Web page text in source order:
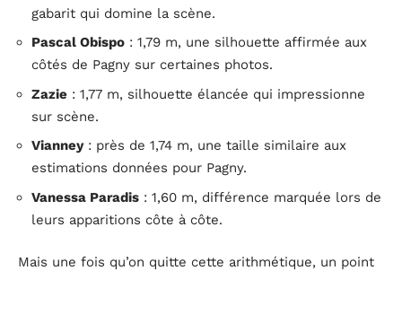
gabarit qui domine la scène.
Pascal Obispo : 1,79 m, une silhouette affirmée aux
côtés de Pagny sur certaines photos.
Zazie : 1,77 m, silhouette élancée qui impressionne
sur scène.
Vianney: près de 1,74 m, une taille similaire aux
estimations données pour Pagny.
Vanessa Paradis : 1,60 m, différence marquée lors de
leurs apparitions côte à côte.
Mais une fois qu’on quitte cette arithmétique, un point